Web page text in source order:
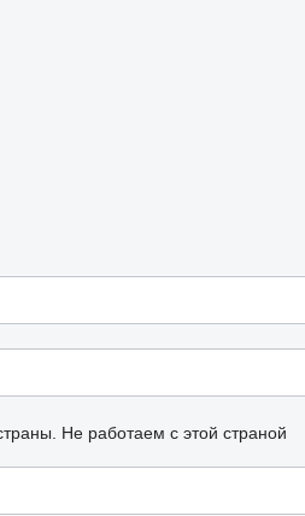
Не работаем с этой страной